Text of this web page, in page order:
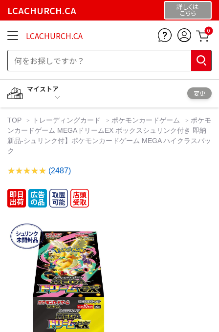
LCACHURCH.CA 詳しくは
こちら
LCACHURCH.CA 0
マイストア
変更
TOP トレーディングカード ポケモンカードゲーム
ポケモ
ンカードゲーム MEGAドリームEX ボックスシュリンク付き 即納
新品-シュリンク付】ポケモンカードゲーム MEGA ハイクラスパッ
ク
(2487)